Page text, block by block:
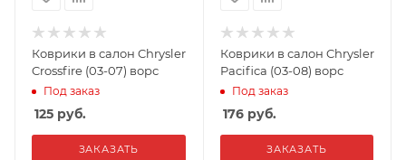
Коврики в салон Chrysler
Crossfire (03-07) ворс
Под заказ
125 руб.
ЗАКАЗАТЬ
Коврики в салон Chrysler
Pacifica (03-08) ворс
Под заказ
176руб.
ЗАКАЗАТЬ